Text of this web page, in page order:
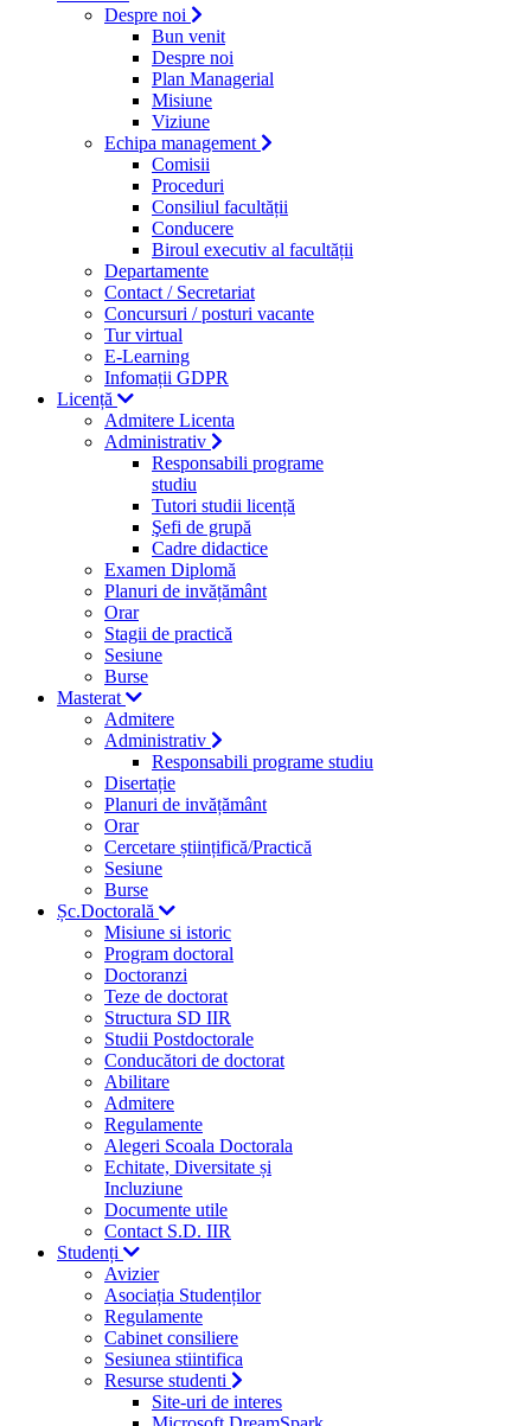
Despre noi
Bun venit
Despre noi
Plan Managerial
Misiune
Viziune
Echipa management
Comisii
Proceduri
Consiliul facultății
Conducere
Biroul executiv al facultății
Departamente
Contact / Secretariat
Concursuri / posturi vacante
Tur virtual
E-Learning
Infomații GDPR
Licență
Admitere Licenta
Administrativ
Responsabili programe
studiu
Tutori studii licență
Şefi de grupă
Cadre didactice
Examen Diplomă
Planuri de invățământ
Orar
Stagii de practică
Sesiune
Burse
Masterat
Admitere
Administrativ
Responsabili programe studiu
Disertație
Planuri de invățământ
Orar
Cercetare științifică/Practică
Sesiune
Burse
Șc.Doctorală
Misiune si istoric
Program doctoral
Doctoranzi
Teze de doctorat
Structura SD IIR
Studii Postdoctorale
Conducători de doctorat
Abilitare
Admitere
Regulamente
Alegeri Scoala Doctorala
Echitate, Diversitate și
Incluziune
Documente utile
Contact S.D. IIR
Studenți
Avizier
Asociația Studenților
Regulamente
Cabinet consiliere
Sesiunea stiintifica
Resurse studenti
Site-uri de interes